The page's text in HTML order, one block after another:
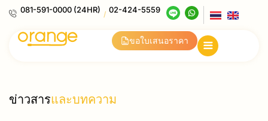
081-591-0000 (24HR) / 02-424-5559
ขอใบเสนอราคา
ข่าวสารและบทความ